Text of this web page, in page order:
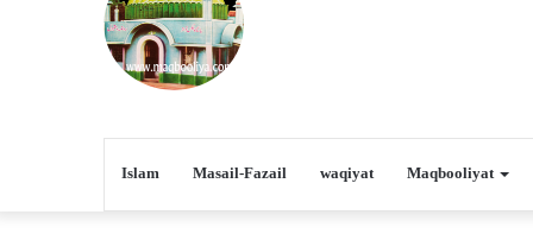
Islam Masail-Fazail waqiyat Maqbooliyat